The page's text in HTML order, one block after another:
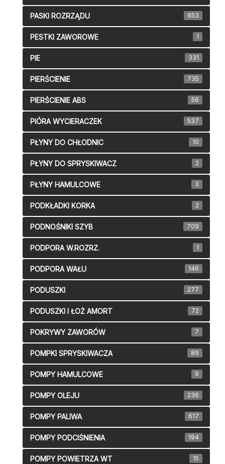
PASKI ROZRZĄDU 653
PESTKI ZAWOROWE 1
PIE 331
PIERŚCIENIE 735
PIERŚCIENIE ABS 56
PIÓRA WYCIERACZEK 537
PŁYNY DO CHŁODNIC 10
PŁYNY DO SPRYSKIWACZ 2
PŁYNY HAMULCOWE 3
PODKŁADKI KORKA 2
PODNOŚNIKI SZYB 709
PODPORA W.ROZRZ. 1
PODPORA WAŁU 146
PODUSZKI 277
PODUSZKI I ŁOŻ AMORT 72
POKRYWY ZAWORÓW 7
POMPKI SPRYSKIWACZA 89
POMPY HAMULCOWE 9
POMPY OLEJU 236
POMPY PALIWA 617
POMPY PODCIŚNIENIA 194
POMPY POWIETRZA WT 15